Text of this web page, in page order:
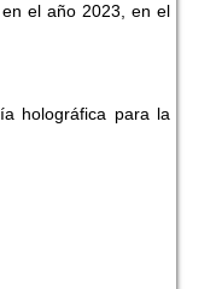
el año 2023, en el
holográfica para la